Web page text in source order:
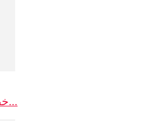
خطے میں اب ایک نیوآرڈر نا...